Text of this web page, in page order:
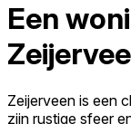
Een
Zeijerveen is een
zijn rustige sfeer